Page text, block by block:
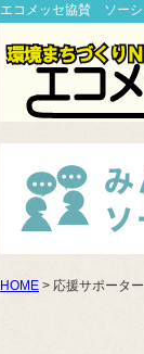
エコメッセ協賛 ソー
HOME > 応援サポータ